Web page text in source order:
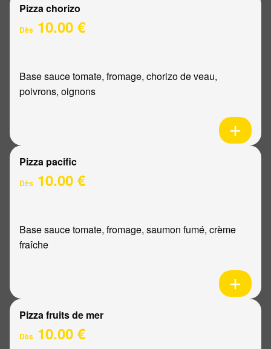
Pizza chorizo
Dès 10.00 €
Base sauce tomate, fromage, chorizo de veau,
poivrons, oignons
Pizza pacific
Dès 10.00 €
Base sauce tomate, fromage, saumon fumé, crème
fraîche
Pizza fruits de mer
Dès 10.00 €